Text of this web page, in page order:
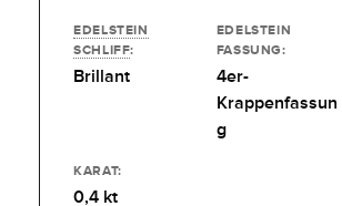
EDELSTEIN
SCHLIFF:
Brillant
EDELSTEIN
FASSUNG:
4er-
Krappenfassun
g
KARAT:
0,4 kt